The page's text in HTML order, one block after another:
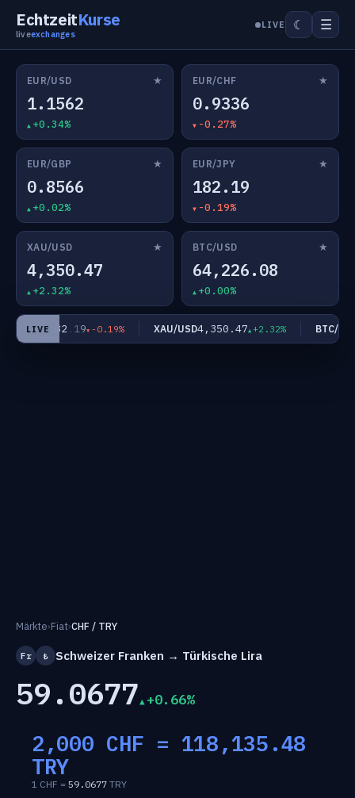
EchtzeitKurse
liveexchanges
LIVE ☾ ☰
EUR/USD ★
1.1562
+0.34%
EUR/CHF ★
0.9336
-0.27%
EUR/GBP ★
0.8566
+0.02%
EUR/JPY ★
182.19
-0.19%
XAU/USD ★
4,350.47
+2.32%
BTC/USD ★
64,226.08
+0.00%
LIVE
JPY182.19 -0.19% XAU/USD4,350.47 +2.32% BTC/USD
Märkte›Fiat›CHF / TRY
Fr ₺ Schweizer Franken → Türkische Lira
59.0677 +0.66%
2,000 CHF = 118,135.48
TRY
1 CHF = 59.0677 TRY